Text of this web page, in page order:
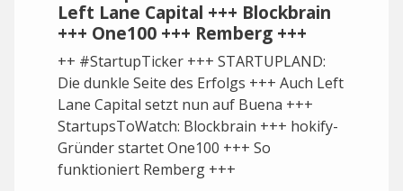
Left Lane Capital +++ Blockbrain
+++ One100 +++ Remberg +++
++ #StartupTicker +++ STARTUPLAND:
Die dunkle Seite des Erfolgs +++ Auch Left
Lane Capital setzt nun auf Buena +++
StartupsToWatch: Blockbrain +++ hokify-
Gründer startet One100 +++ So
funktioniert Remberg +++